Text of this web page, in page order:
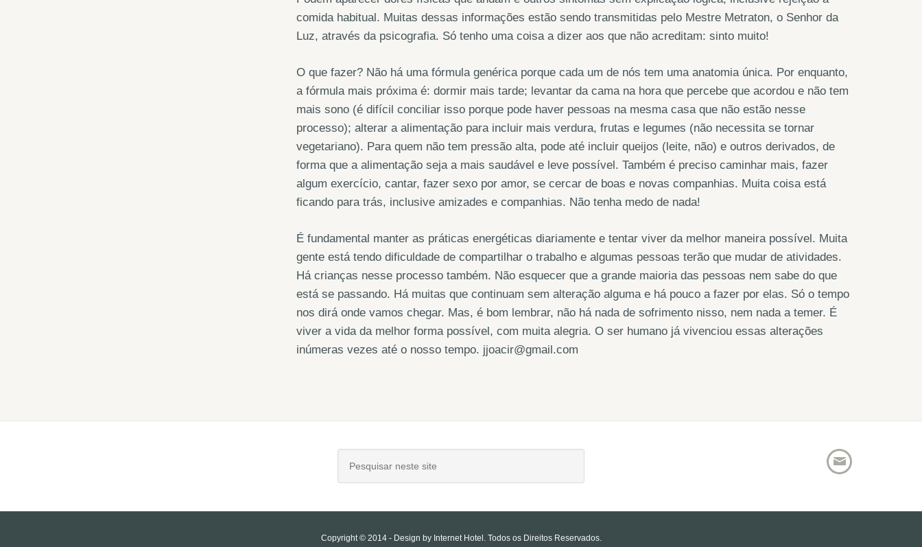
comida habitual. Muitas dessas informações estão sendo transmitidas pelo Mestre Metraton, o Senhor da
Luz, através da psicografia. Só tenho uma coisa a dizer aos que não acreditam: sinto muito!
O que fazer? Não há uma fórmula genérica porque cada um de nós tem uma anatomia única. Por enquanto,
a fórmula mais próxima é: dormir mais tarde; levantar da cama na hora que percebe que acordou e não tem
mais sono (é difícil conciliar isso porque pode haver pessoas na mesma casa que não estão nesse
processo); alterar a alimentação para incluir mais verdura, frutas e legumes (não necessita se tornar
vegetariano). Para quem não tem pressão alta, pode até incluir queijos (leite, não) e outros derivados, de
forma que a alimentação seja a mais saudável e leve possível. Também é preciso caminhar mais, fazer
algum exercício, cantar, fazer sexo por amor, se cercar de boas e novas companhias. Muita coisa está
ficando para trás, inclusive amizades e companhias. Não tenha medo de nada!
É fundamental manter as práticas energéticas diariamente e tentar viver da melhor maneira possível. Muita
gente está tendo dificuldade de compartilhar o trabalho e algumas pessoas terão que mudar de atividades.
Há crianças nesse processo também. Não esquecer que a grande maioria das pessoas nem sabe do que
está se passando. Há muitas que continuam sem alteração alguma e há pouco a fazer por elas. Só o tempo
nos dirá onde vamos chegar. Mas, é bom lembrar, não há nada de sofrimento nisso, nem nada a temer. É
viver a vida da melhor forma possível, com muita alegria. O ser humano já vivenciou essas alterações
inúmeras vezes até o nosso tempo. jjoacir@gmail.com
Copyright © 2014 - Design by Internet Hotel . Todos os Direitos Reservados.